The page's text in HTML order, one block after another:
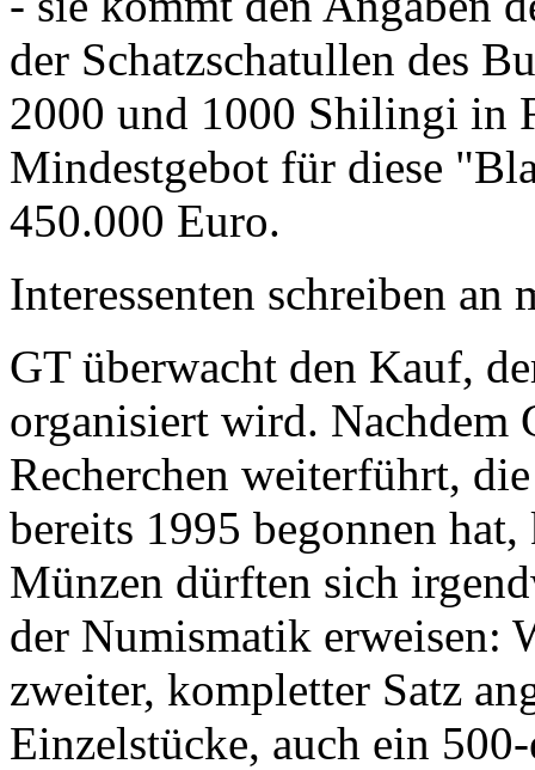
der Schatzschatullen des
2000 und 1000 Shilingi in
Mindestgebot für diese
450.000 Euro.
Interessenten schreiben
GT überwacht den Kauf,
organisiert wird. Nachdem
Recherchen weiterführt,
bereits 1995 begonnen
Münzen dürften sich
der Numismatik erweisen:
zweiter, kompletter Satz
Einzelstücke, auch ein